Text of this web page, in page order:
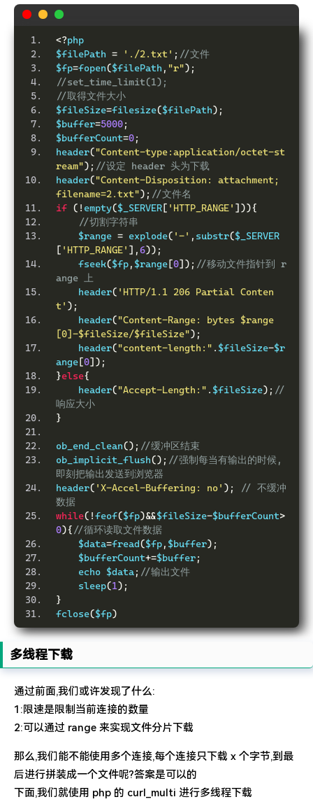
<?php
$filePath = './2.txt' ; //文件
$fp=fopen($filePath , "r");
//set_time_limit(1);
//取得文件大小
$fileSize=filesize($filePath);
$buffer=5000;
$bufferCount=0;
header("Content-type:application/octet-st
ream"); //设定 header 头为下载
header("Content-Disposition: attachment;
filename=2.txt"); //文件名
if (! empty($_SERVER [ 'HTTP_RANGE' ])){
//切割字符串
    $range
= explode( '-' , substr($_SERVER
[ 'HTTP_RANGE' ],6));
    fseek
($fp, $range [0]); //移动文件指针到 r
ange 上
    header
( 'HTTP/1.1 206 Partial Conten
t' );
    header
("Content-Range: bytes $range
[0]-$fileSize/$fileSize");
    header
("content-length:" . $fileSize-$r
ange [0]);
}else{
    header
("Accept-Length:" . $fileSize); //
响应大小
}
ob_end_clean(); //缓冲区结束
ob_implicit_flush(); //强制每当有输出的时候,
即刻把输出发送到浏览器
header( 'X-Accel-Buffering: no' );
// 不缓冲
数据
while(!feof($fp)&&$fileSize-$bufferCount>
0){ //循环读取文件数据
    $data
=fread($fp, $buffer);
    $bufferCount
+=$buffer;
    echo $data
; //输出文件
    sleep
(1);
}
fclose($fp)
多线程下载
通过前面,我们或许发现了什么:
1:限速是限制当前连接的数量
2:可以通过 range 来实现文件分片下载
那么,我们能不能使用多个连接,每个连接只下载 x 个字节,到最
后进行拼装成一个文件呢?答案是可以的
下面,我们就使用 php 的 curl_multi 进行多线程下载